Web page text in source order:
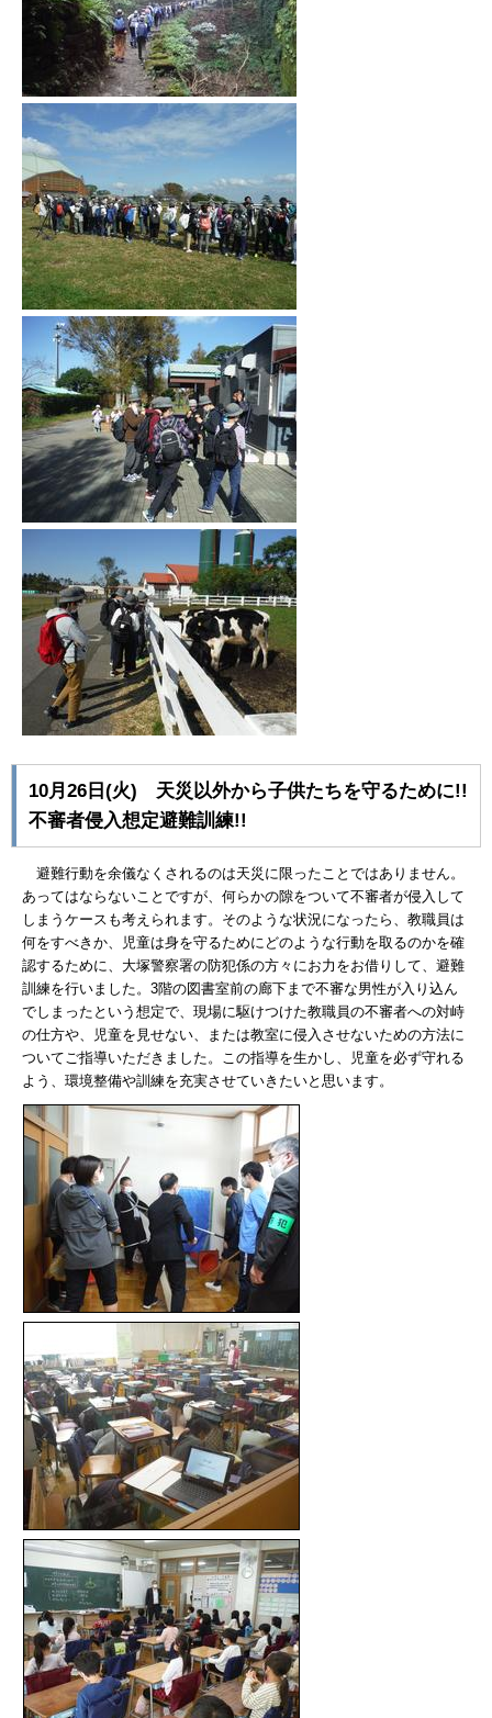
10月26日(火) 天災以外から子供たちを守るために!!
不審者侵入想定避難訓練!!
避難行動を余儀なくされるのは天災に限ったことではありません。
あってはならないことですが、何らかの隙をついて不審者が侵入して
しまうケースも考えられます。そのような状況になったら、教職員は
何をすべきか、児童は身を守るためにどのような行動を取るのかを確
認するために、大塚警察署の防犯係の方々にお力をお借りして、避難
訓練を行いました。3階の図書室前の廊下まで不審な男性が入り込ん
でしまったという想定で、現場に駆けつけた教職員の不審者への対峙
の仕方や、児童を見せない、または教室に侵入させないための方法に
ついてご指導いただきました。この指導を生かし、児童を必ず守れる
よう、環境整備や訓練を充実させていきたいと思います。